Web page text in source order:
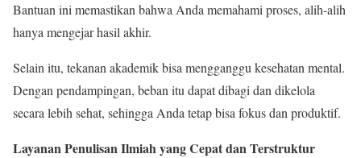
Bantuan ini memastikan bahwa Anda memahami proses, alih-alih
hanya mengejar hasil akhir.
Selain itu, tekanan akademik bisa mengganggu kesehatan mental.
Dengan pendampingan, beban itu dapat dibagi dan dikelola
secara lebih sehat, sehingga Anda tetap bisa fokus dan produktif.
Layanan Penulisan Ilmiah yang Cepat dan Terstruktur